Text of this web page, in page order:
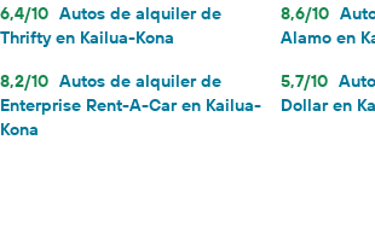
6,4/10 Autos de alquiler de
Thrifty en Kailua-Kona
8,6/10
Alamo en
8,2/10 Autos de alquiler de
Enterprise Rent-A-Car en Kailua-
Kona
5,7/10
Dollar en